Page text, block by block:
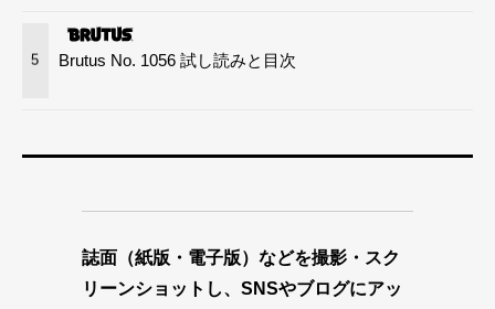
5 Brutus No. 1056 試し読みと目次
誌面（紙版・電子版）などを撮影・スク
リーンショットし、SNSやブログにアッ